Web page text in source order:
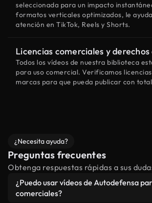
seleccionada para un impacto
formatos verticales optimizados, le
atención en TikTok, Reels y Shorts.
Licencias comerciales y derechos
Todos los vídeos de nuestra biblioteca
para uso comercial. Verificamos
marcas para que pueda publicar con
¿Necesita ayuda?
Preguntas frecuentes
Obtenga respuestas rápidas a sus
¿Puedo usar vídeos de Autodefensa
comerciales?